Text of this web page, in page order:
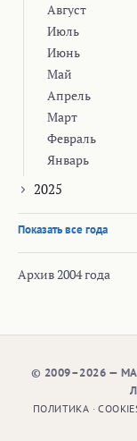
Август
Июль
Июнь
Май
Апрель
Март
Февраль
Январь
2025
Показать все года
Архив 2004 года
© 2009–2026 —
ПОЛИТИКА ·